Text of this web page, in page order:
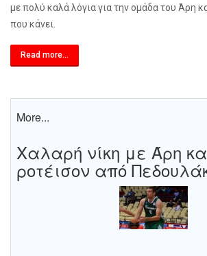
με πολύ καλά λόγια για την ομάδα του Άρη
που κάνει.
Read more...
More...
Χαλαρή νίκη με Άρη
ροτέισον από